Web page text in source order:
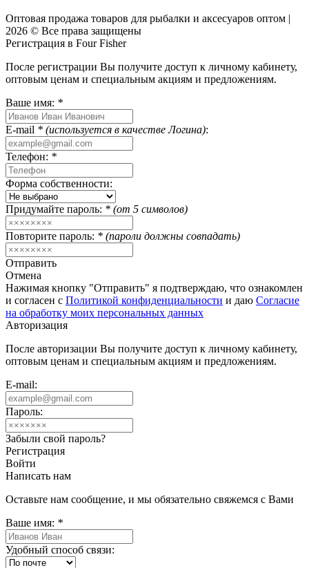
Оптовая продажа товаров для рыбалки и аксесуаров оптом |
2026 © Все права защищены
Регистрация в Four Fisher
После регистрации Вы получите доступ к личному кабинету,
оптовым ценам и специальным акциям и предложениям.
Ваше имя: *
E-mail * (используется в качестве Логина):
Телефон: *
Форма собственности:
Придумайте пароль: * (от 5 символов)
Повторите пароль: * (пароли должны совпадать)
Отправить
Отмена
Нажимая кнопку "Отправить" я подтверждаю, что ознакомлен
и согласен с Политикой конфиденциальности и даю Согласие
на обработку моих персональных данных
Авторизация
После авторизации Вы получите доступ к личному кабинету,
оптовым ценам и специальным акциям и предложениям.
E-mail:
Пароль:
Забыли свой пароль?
Регистрация
Войти
Написать нам
Оставьте нам сообщение, и мы обязательно свяжемся с Вами
Ваше имя: *
Удобный способ связи: